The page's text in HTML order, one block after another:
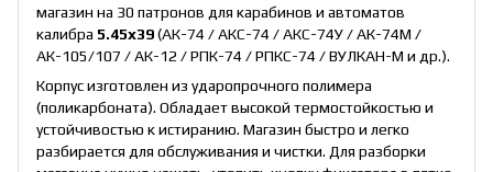
магазин на 30 патронов для карабинов и автоматов
калибра 5.45х39(АК-74 / АКС-74 / АКС-74У / АК-74М /
АК-105/107 / АК-12 / РПК-74 / РПКС-74 / ВУЛКАН-М и др.).
Корпус изготовлен из ударопрочного полимера
(поликарбоната). Обладает высокой термостойкостью и
устойчивостью к истиранию. Магазин быстро и легко
разбирается для обслуживания и чистки. Для разборки